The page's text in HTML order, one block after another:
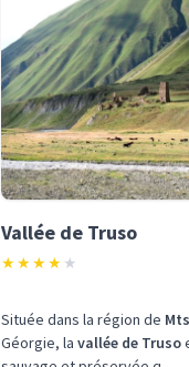
Vallée de Truso
★★★★ ★
Située dans la région de
Géorgie, la vallée de Truso